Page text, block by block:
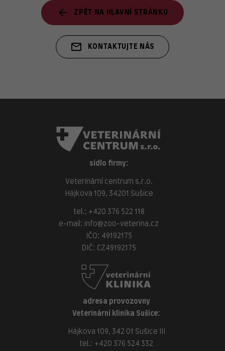
ZPĚT NA HLAVNÍ STRÁNKU
KONTAKTUJTE NÁS
sídlo firmy:
Veterinární centrum s.r.o.
Hájkova 109, 34201 Sušice
tel.: +420 376 522 118
e-mail:
info@zoo-veterina.cz
IČO: 49192175
DIČ: CZ49192175
adresa provozovny
Veterinární klinika Sušice:
Hájkova 109, 342 01 Sušice III
tel.: +420 376 524 332